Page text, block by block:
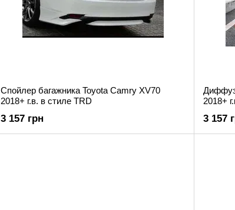
Спойлер багажника Toyota Camry XV70
2018+ г.в. в стиле TRD
3 157 грн
2018+
3 157